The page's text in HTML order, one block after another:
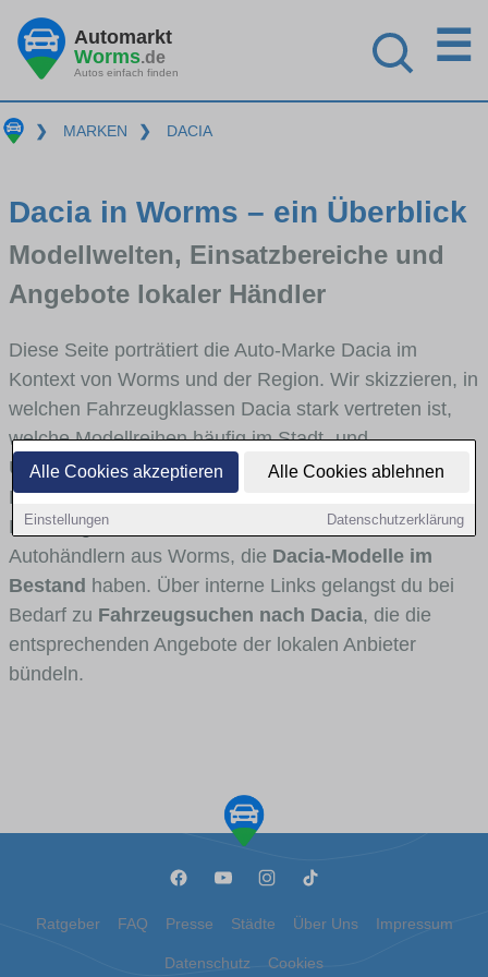
Alle Cookies akzeptieren Alle Cookies ablehnen
Einstellungen Datenschutzerklärung
Automarkt
Worms.de
Autos einfach finden
☰
❯ MARKEN ❯ DACIA
Dacia in Worms – ein Überblick
Modellwelten, Einsatzbereiche und
Angebote lokaler Händler
Diese Seite porträtiert die Auto-Marke Dacia im
Kontext von Worms und der Region. Wir skizzieren, in
welchen Fahrzeugklassen Dacia stark vertreten ist,
welche Modellreihen häufig im Stadt- und
Umlandverkehr zu sehen sind und für welche
Fahrertypen die Marke interessant ist. Viele
Fahrzeuge stammen von Autohäusern und
Autohändlern aus Worms, die Dacia-Modelle im
Bestand haben. Über interne Links gelangst du bei
Bedarf zu Fahrzeugsuchen nach Dacia, die die
entsprechenden Angebote der lokalen Anbieter
bündeln.
Ratgeber FAQ Presse Städte Über Uns Impressum
Datenschutz Cookies